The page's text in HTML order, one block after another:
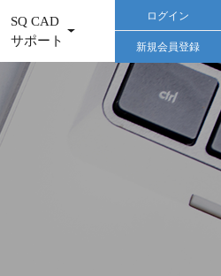
SQ CAD
サポート
ログイン
新規会員登録